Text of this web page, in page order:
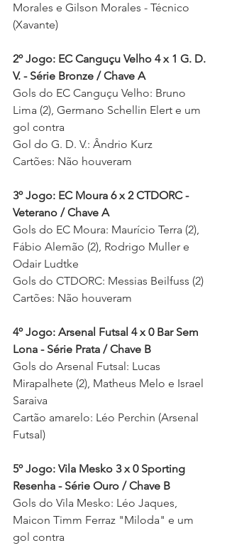
Morales e Gilson Morales - Técnico
(Xavante)
2º Jogo: EC Canguçu Velho 4 x 1 G. D.
V. - Série Bronze / Chave A
Gols do EC Canguçu Velho: Bruno
Lima (2), Germano Schellin Elert e um
gol contra
Gol do G. D. V.: Ândrio Kurz
Cartões: Não houveram
3º Jogo: EC Moura 6 x 2 CTDORC -
Veterano / Chave A
Gols do EC Moura: Maurício Terra (2),
Fábio Alemão (2), Rodrigo Muller e
Odair Ludtke
Gols do CTDORC: Messias Beilfuss (2)
Cartões: Não houveram
4º Jogo: Arsenal Futsal 4 x 0 Bar Sem
Lona - Série Prata / Chave B
Gols do Arsenal Futsal: Lucas
Mirapalhete (2), Matheus Melo e Israel
Saraiva
Cartão amarelo: Léo Perchin (Arsenal
Futsal)
5º Jogo: Vila Mesko 3 x 0 Sporting
Resenha - Série Ouro / Chave B
Gols do Vila Mesko: Léo Jaques,
Maicon Timm Ferraz "Miloda" e um
gol contra